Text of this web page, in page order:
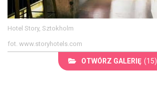
Hotel Story, Sztokholm
fot. www.storyhotels.com
OTWÓRZ GALERIĘ (15)